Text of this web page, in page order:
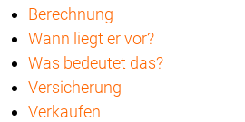
Berechnung
Wann liegt er vor?
Was bedeutet das?
Versicherung
Verkaufen